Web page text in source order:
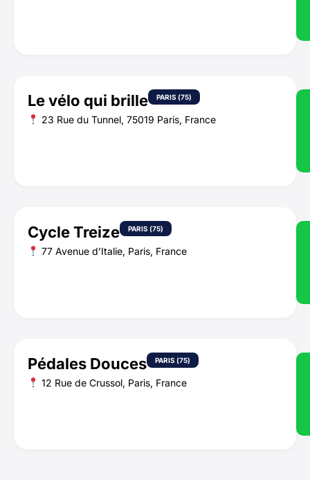
Le vélo qui brille PARIS (75)
23 Rue du Tunnel, 75019 Paris, France
Cycle Treize PARIS (75)
77 Avenue d’Italie, Paris, France
Pédales Douces PARIS (75)
12 Rue de Crussol, Paris, France